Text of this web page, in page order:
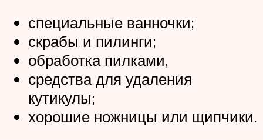
специальные ванночки;
скрабы и пилинги;
обработка пилками,
средства для удаления
кутикулы;
хорошие ножницы или щипчики.